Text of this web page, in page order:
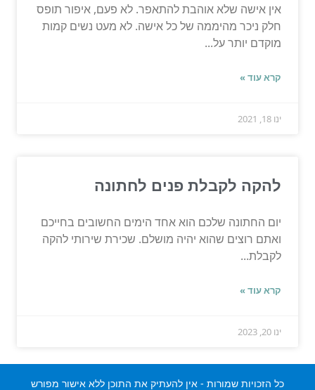
אין אישה שלא אוהבת להתאפר. לא פעם, איפור תופס
חלק ניכר מהיממה של כל אישה. לא מעט נשים קמות
מוקדם יותר על...
קרא עוד »
ינו 18, 2021
להקה לקבלת פנים לחתונה
יום החתונה שלכם הוא אחד הימים החשובים בחייכם
ואתם רוצים שהוא יהיה מושלם. שכירת שירותי להקה
לקבלת...
קרא עוד »
ינו 20, 2023
כל הזכויות שמורות - אין להעתיק את התוכן ללא אישור מפורש